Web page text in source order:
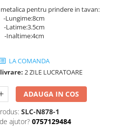
pentru prindere in tavan:
-Lungime:8cm
-Latime:3.5cm
-Inaltime:4cm
LA COMANDA
2 ZILE LUCRATOARE
ADAUGA IN COS
SLC-N878-1
ajutor? 0757129484